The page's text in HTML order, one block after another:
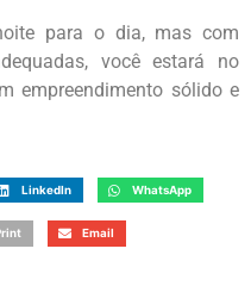
para o dia, mas com
você estará no
empreendimento sólido e
LinkedIn WhatsApp
Email